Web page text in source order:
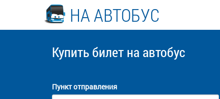
НА АВТОБУС
Купить билет на автобус
Пункт отправления